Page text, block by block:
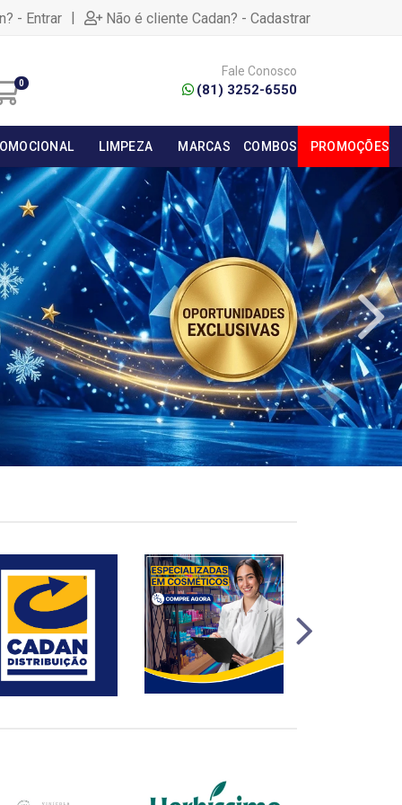
- Entrar | Não é cliente Cadan? - Cadastrar
0
Fale Conosco
(81) 3252-6550
LIMPEZA MARCAS COMBOS PROMOÇÕES